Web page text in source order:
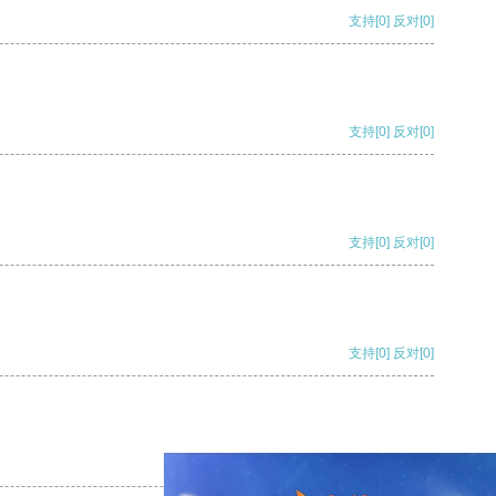
支持[0] 反对[0]
支持[0] 反对[0]
支持[0] 反对[0]
支持[0] 反对[0]